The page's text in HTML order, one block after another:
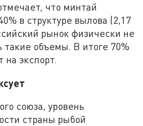
что минтай
в структуре вылова (2,17
рынок физически не
такие объемы. В итоге 70%
на экспорт.
союза, уровень
страны рыбой